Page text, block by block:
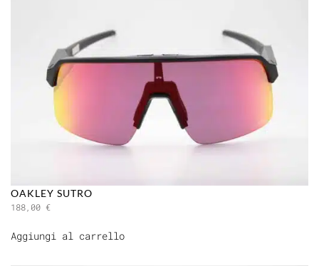
OAKLEY SUTRO
188,00 €
Aggiungi al carrello